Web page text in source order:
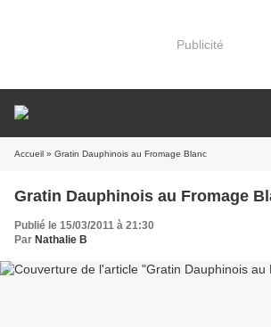
Publicité
Accueil » Gratin Dauphinois au Fromage Blanc
Gratin Dauphinois au Fromage
Publié le 15/03/2011 à 21:30
Par Nathalie B